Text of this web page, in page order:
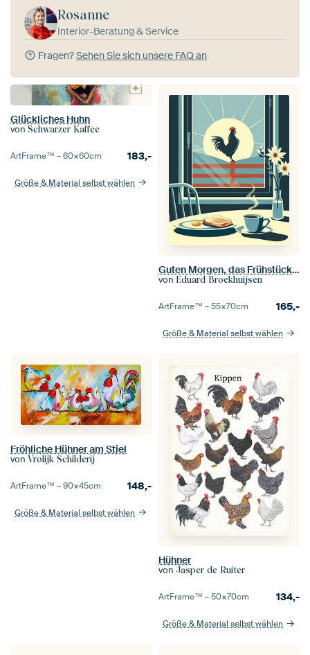
Rosanne
Interior-Beratung & Service
Fragen?Sehen Sie sich unsere FAQ an
Glückliches Huhn
von Schwarzer Kaffee
ArtFrame™ –60×60cm 183,-
Größe & Material selbst wählen
Guten Morgen, das Frühstück ist fertig
von Eduard Broekhuijsen
ArtFrame™ –55×70cm 165,-
Größe & Material selbst wählen
Fröhliche Hühner am Stiel
von Vrolijk Schilderij
ArtFrame™ –90×45cm 148,-
Größe & Material selbst wählen
Hühner
von Jasper de Ruiter
ArtFrame™ –50×70cm 134,-
Größe & Material selbst wählen